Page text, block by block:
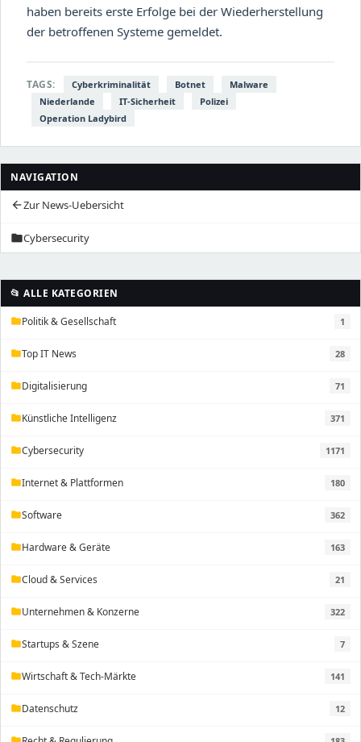
NAVIGATION
arrow_backZur News-Uebersicht
folderCybersecurity
📂 ALLE KATEGORIEN
folderPolitik & Gesellschaft 1
folderTop IT News 28
folderDigitalisierung 71
folderKünstliche Intelligenz 371
folderCybersecurity 1171
folderInternet & Plattformen 180
folderSoftware 362
folderHardware & Geräte 163
folderCloud & Services 21
folderUnternehmen & Konzerne 322
folderStartups & Szene 7
folderWirtschaft & Tech-Märkte 141
folderDatenschutz 12
haben bereits erste Erfolge bei der Wiederherstellung
der betroffenen Systeme gemeldet.
TAGS: Cyberkriminalität Botnet
Malware
Niederlande
IT-Sicherheit
Polizei
Operation Ladybird